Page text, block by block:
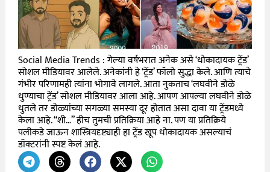
Social Media Trends : गेल्या वर्षभरात अनेक असे ‘धोकादायक ट्रेंड’
सोशल मीडियावर आलेले. अनेकांनी हे ‘ट्रेंड’ फॉलो सुद्धा केले. आणि त्याचे
गंभीर परिणामही त्यांना भोगावे लागले. आता नुकताच ‘लघवीने डोळे
धुण्याचा ट्रेंड’ सोशल मीडियावर आला आहे. आपण आपल्या लघवीने डोळे
धुतले तर डोळ्यांच्या सगळ्या समस्या दूर होतात असा दावा या ट्रेंडमध्ये
केला आहे. “शी…” हीच तुमची प्रतिक्रिया आहे ना. पण या प्रतिक्रिये
पलीकडे जाऊन शास्त्रियदृष्ट्याही हा ट्रेंड खूप धोकादायक असल्याचं
डॉक्टरांनी स्पष्ट केलं आहे.